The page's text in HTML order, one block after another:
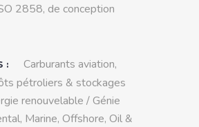
2858, de conception
: Carburants aviation,
pétroliers & stockages
renouvelable / Génie
, Marine, Offshore, Oil &